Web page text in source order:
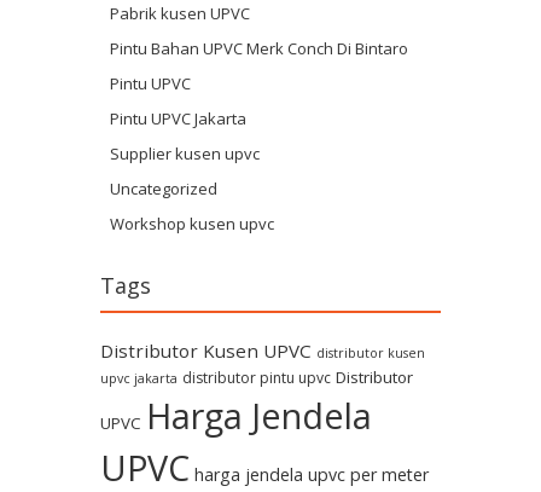
Pabrik kusen UPVC
Pintu Bahan UPVC Merk Conch Di Bintaro
Pintu UPVC
Pintu UPVC Jakarta
Supplier kusen upvc
Uncategorized
Workshop kusen upvc
Tags
Distributor Kusen UPVC distributor kusen
upvc jakarta distributor pintu upvc Distributor
UPVC Harga Jendela
UPVC harga jendela upvc per meter